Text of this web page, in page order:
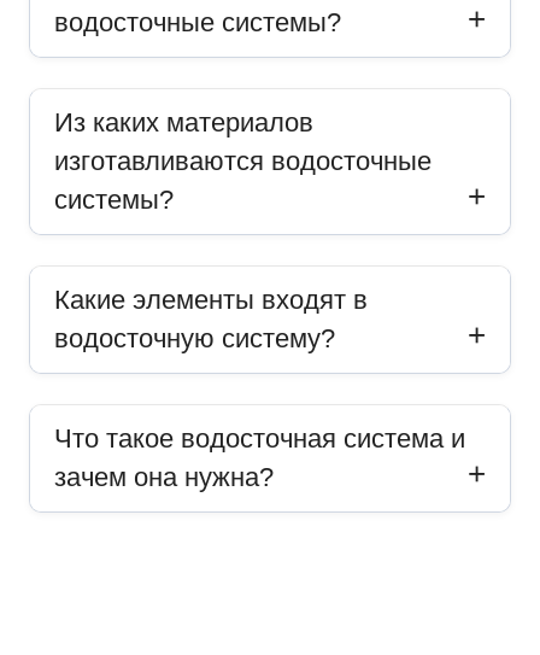
водосточные системы?
Из каких материалов
изготавливаются водосточные
системы?
Какие элементы входят в
водосточную систему?
Что такое водосточная система и
зачем она нужна?